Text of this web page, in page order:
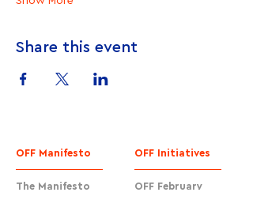
Share this event
OFF Manifesto
The Manifesto
OFF Initiatives
OFF February